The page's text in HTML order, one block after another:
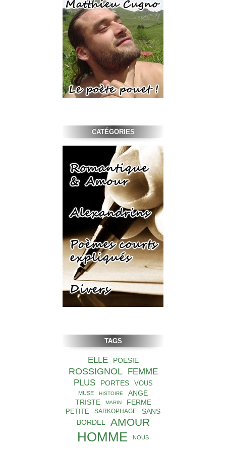
CATÉGORIES
TAGS
ELLE POESIE
ROSSIGNOL
FEMME
PLUS
PORTES VOUS
MUSE HISTOIRE
ANGE
TRISTE
MARIN FERME
PETITE SARKOPHAGE
SANS
BORDEL
AMOUR
HOMME NOUS